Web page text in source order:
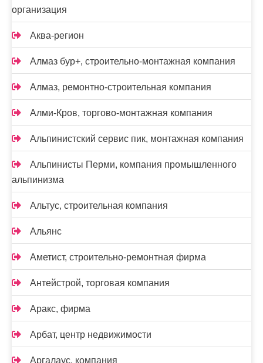
организация
Аква-регион
Алмаз бур+, строительно-монтажная компания
Алмаз, ремонтно-строительная компания
Алми-Кров, торгово-монтажная компания
Альпинистский сервис пик, монтажная компания
Альпинисты Перми, компания промышленного
альпинизма
Альтус, строительная компания
Альянс
Аметист, строительно-ремонтная фирма
Антейстрой, торговая компания
Аракс, фирма
Арбат, центр недвижимости
Аргалаус, компания